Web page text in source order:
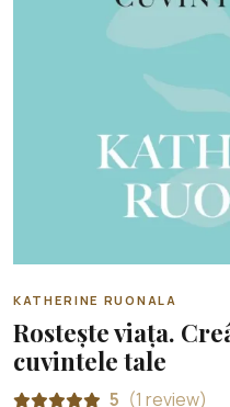
KATHERINE RUONALA
Rostește viața.
cuvintele tale
5 (1 review)